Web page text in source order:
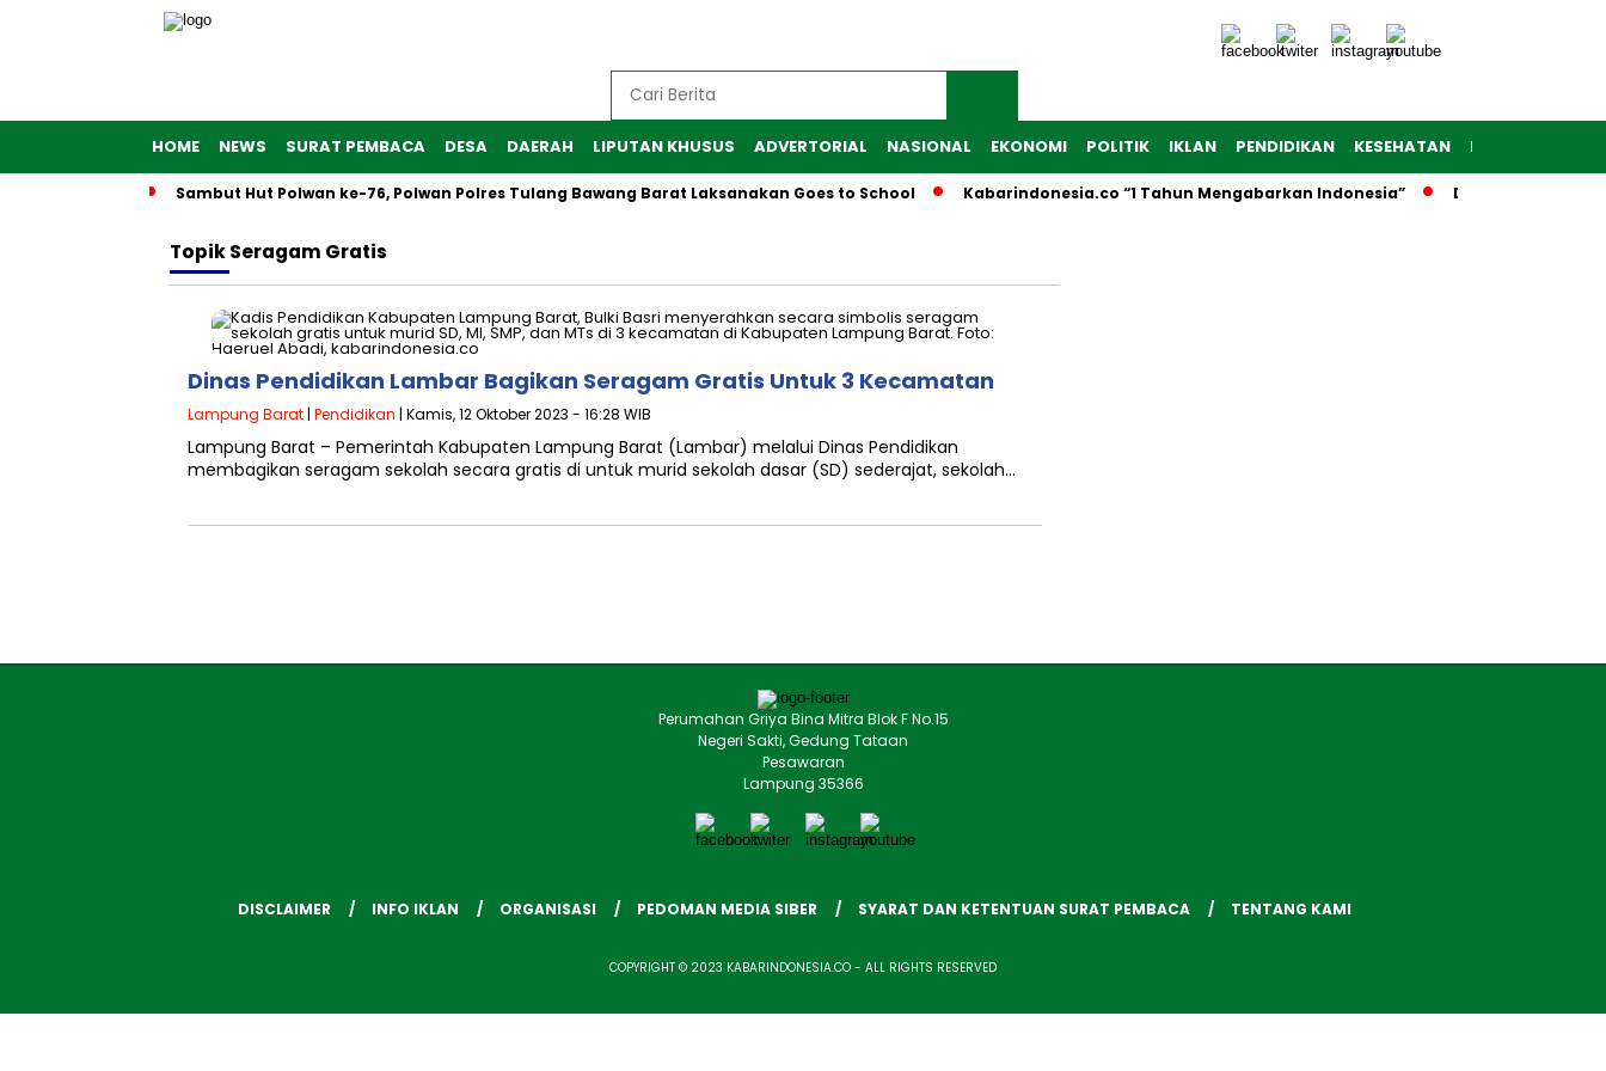
HOME NEWS SURAT PEMBACA DESA DAERAH LIPUTAN KHUSUS ADVERTORIAL NASIONAL EKONOMI POLITIK IKLAN PENDIDIKAN KESEHATAN RAGAM
Sambut Hut Polwan ke-76, Polwan Polres Tulang Bawang Barat Laksanakan Goes to School Kabarindonesia.co “1 Tahun Mengabarkan Indonesia” Dibuka Firsada
TopikSeragam Gratis
Dinas Pendidikan Lambar Bagikan Seragam Gratis Untuk 3 Kecamatan
Lampung Barat | Pendidikan | Kamis, 12 Oktober 2023 - 16:28 WIB
Lampung Barat – Pemerintah Kabupaten Lampung Barat (Lambar) melalui Dinas Pendidikan
membagikan seragam sekolah secara gratis di untuk murid sekolah dasar (SD) sederajat, sekolah…
Perumahan Griya Bina Mitra Blok F No.15
Negeri Sakti, Gedung Tataan
Pesawaran
Lampung 35366
DISCLAIMER INFO IKLAN ORGANISASI PEDOMAN MEDIA SIBER SYARAT DAN KETENTUAN SURAT PEMBACA TENTANG KAMI
COPYRIGHT © 2023 KABARINDONESIA.CO - ALL RIGHTS RESERVED